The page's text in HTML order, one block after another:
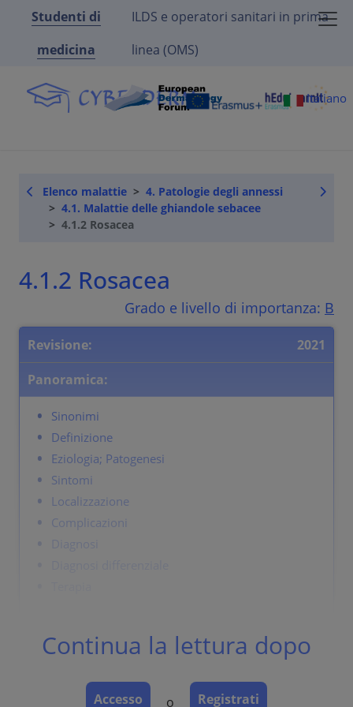
Studenti di
medicina
ILDS e operatori sanitari in prima
linea (OMS)
Italiano
Elenco malattie
4. Patologie degli annessi
4.1. Malattie delle ghiandole sebacee
4.1.2 Rosacea
4.1.2 Rosacea
Grado e livello di importanza: B
Revisione:
2021
Panoramica:
Sinonimi
Definizione
Eziologia; Patogenesi
Sintomi
Localizzazione
Complicazioni
Diagnosi
Sinonimi
Continua la lettura dopo
Accesso o Registrati